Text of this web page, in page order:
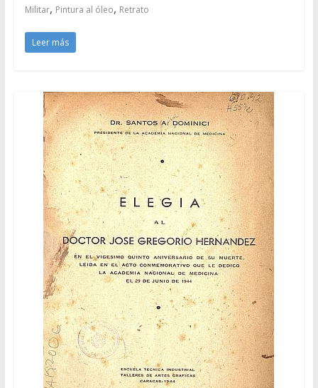
Militar, Pintura al óleo, Retrato
Leer más